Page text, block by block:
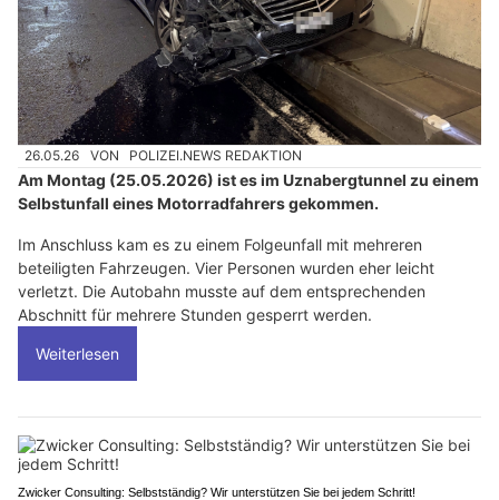
26.05.26 VON POLIZEI.NEWS REDAKTION
Am Montag (25.05.2026) ist es im Uznabergtunnel zu einem
Selbstunfall eines Motorradfahrers gekommen.
Im Anschluss kam es zu einem Folgeunfall mit mehreren
beteiligten Fahrzeugen. Vier Personen wurden eher leicht
verletzt. Die Autobahn musste auf dem entsprechenden
Abschnitt für mehrere Stunden gesperrt werden.
Weiterlesen
Zwicker Consulting: Selbstständig? Wir unterstützen Sie bei jedem Schritt!